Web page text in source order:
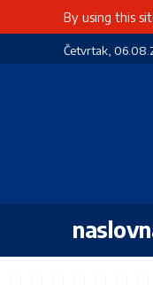
By using this
Četvrtak,